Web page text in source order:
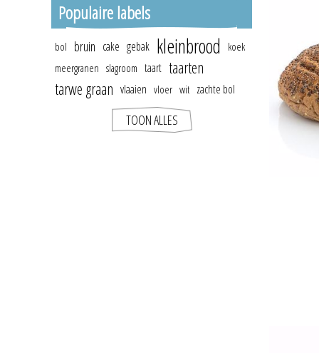
Populaire labels
bol bruin cake gebak kleinbrood
koek
meergranen slagroom taart taarten
tarwe graan vlaaien vloer wit zachte bol
TOON ALLES